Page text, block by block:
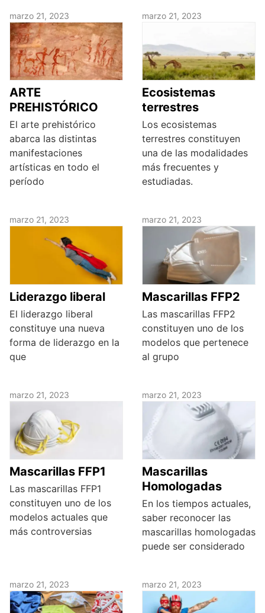
marzo 21, 2023
ARTE
PREHISTÓRICO
El arte prehistórico
abarca las distintas
manifestaciones
artísticas en todo el
período
marzo 21, 2023
Ecosistemas
terrestres
Los ecosistemas
terrestres constituyen
una de las modalidades
más frecuentes y
estudiadas.
marzo 21, 2023
Liderazgo liberal
El liderazgo liberal
constituye una nueva
forma de liderazgo en la
que
marzo 21, 2023
Mascarillas FFP2
Las mascarillas FFP2
constituyen uno de los
modelos que pertenece
al grupo
marzo 21, 2023
Mascarillas FFP1
Las mascarillas FFP1
constituyen uno de los
modelos actuales que
más controversias
marzo 21, 2023
Mascarillas
Homologadas
En los tiempos actuales,
saber reconocer las
mascarillas homologadas
puede ser considerado
marzo 21, 2023 marzo 21, 2023